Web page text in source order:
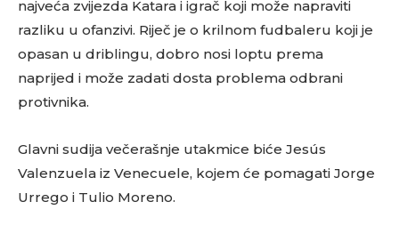
najveća zvijezda Katara i igrač koji može napraviti
razliku u ofanzivi. Riječ je o krilnom fudbaleru koji je
opasan u driblingu, dobro nosi loptu prema
naprijed i može zadati dosta problema odbrani
protivnika.
Glavni sudija večerašnje utakmice biće Jesús
Valenzuela iz Venecuele, kojem će pomagati Jorge
Urrego i Tulio Moreno.